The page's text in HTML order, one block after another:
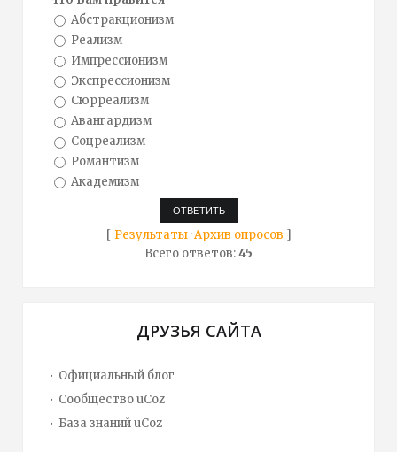
Абстракционизм
Реализм
Импрессионизм
Экспрессионизм
Сюрреализм
Авангардизм
Соцреализм
Романтизм
Академизм
[ Результаты·Архив опросов ]
Всего ответов:45
ДРУЗЬЯ САЙТА
Официальный блог
Сообщество uCoz
База знаний uCoz